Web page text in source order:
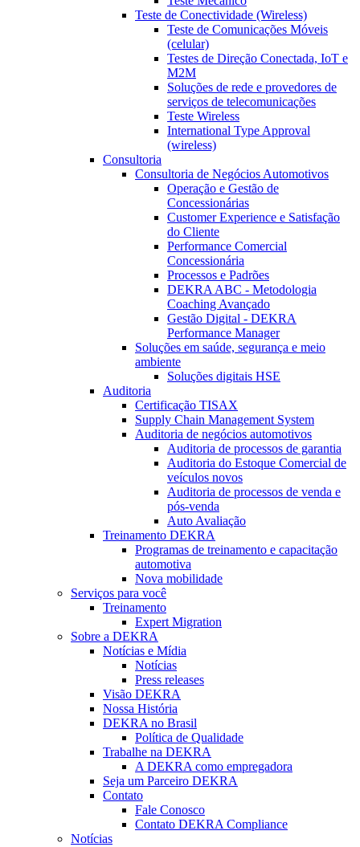
Teste de Conectividade (Wireless)
Teste de Comunicações Móveis
(celular)
Testes de Direção Conectada, IoT e
M2M
Soluções de rede e provedores de
serviços de telecomunicações
Teste Wireless
International Type Approval
(wireless)
Consultoria
Consultoria de Negócios Automotivos
Operação e Gestão de
Concessionárias
Customer Experience e Satisfação
do Cliente
Performance Comercial
Concessionária
Processos e Padrões
DEKRA ABC - Metodologia
Coaching Avançado
Gestão Digital - DEKRA
Performance Manager
Soluções em saúde, segurança e meio
ambiente
Soluções digitais HSE
Auditoria
Certificação TISAX
Supply Chain Management System
Auditoria de negócios automotivos
Auditoria de processos de garantia
Auditoria do Estoque Comercial de
veículos novos
Auditoria de processos de venda e
pós-venda
Auto Avaliação
Treinamento DEKRA
Programas de treinamento e capacitação
automotiva
Nova mobilidade
Serviços para você
Treinamento
Expert Migration
Sobre a DEKRA
Notícias e Mídia
Notícias
Press releases
Visão DEKRA
Nossa História
DEKRA no Brasil
Política de Qualidade
Trabalhe na DEKRA
A DEKRA como empregadora
Seja um Parceiro DEKRA
Contato
Fale Conosco
Contato DEKRA Compliance
Notícias